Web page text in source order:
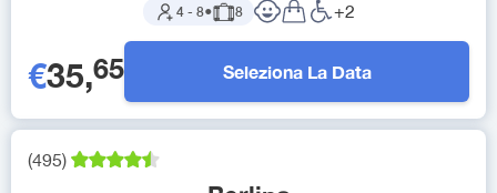
4- 8● 8 +2
€35,65 Seleziona La Data
(495)